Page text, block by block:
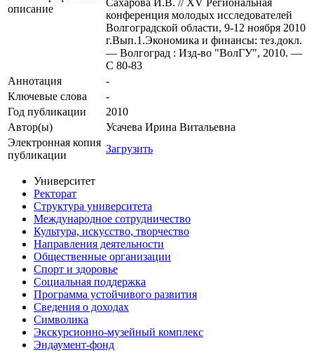
описание
Сахарова И.В. // XV Региональная
конференция молодых исследователей
Волгоградской области, 9-12 ноября 2010
г.Вып.1.Экономика и финансы: тез.докл.
— Волгоград : Изд-во "ВолГУ", 2010. —
C 80-83
Аннотация
-
Ключевые cлова
-
Год публикации
2010
Автор(ы)
Усачева Ирина Витальевна
Электронная копия
публикации
Загрузить
Университет
Ректорат
Структура университета
Международное сотрудничество
Культура, искусство, творчество
Направления деятельности
Общественные организации
Спорт и здоровье
Социальная поддержка
Программа устойчивого развития
Сведения о доходах
Символика
Экскурсионно-музейный комплекс
Эндаумент-фонд